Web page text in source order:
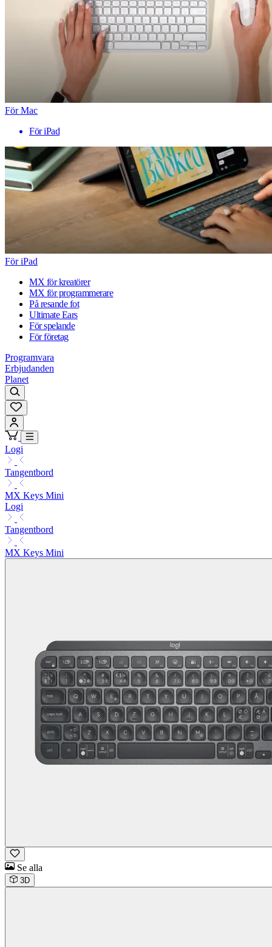
För Mac
För iPad
För iPad
MX för kreatörer
MX för programmerare
På resande fot
Ultimate Ears
För spelande
För företag
Programvara
Erbjudanden
Planet
Logi
Tangentbord
MX Keys Mini
Logi
Tangentbord
MX Keys Mini
Se alla
3D